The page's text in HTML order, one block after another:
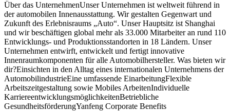
Über das UnternehmenUnser Unternehmen ist weltweit führend in
der automobilen Innenausstattung. Wir gestalten Gegenwart und
Zukunft des Erlebnisraums „Auto“. Unser Hauptsitz ist Shanghai
und wir beschäftigen global mehr als 33.000 Mitarbeiter an rund 110
Entwicklungs- und Produktionsstandorten in 18 Ländern. Unser
Unternehmen entwirft, entwickelt und fertigt innovative
Innenraumkomponenten für alle Automobilhersteller. Was bieten wir
dir?Einsichten in den Alltag eines internationalen Unternehmens der
AutomobilindustrieEine umfassende EinarbeitungFlexible
Arbeitszeitgestaltung sowie Mobiles ArbeitenIndividuelle
KarriereentwicklungsmöglichkeitenBetriebliche
GesundheitsförderungYanfeng Corporate Benefits